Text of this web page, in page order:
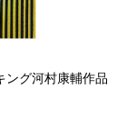
ング河村康輔作品